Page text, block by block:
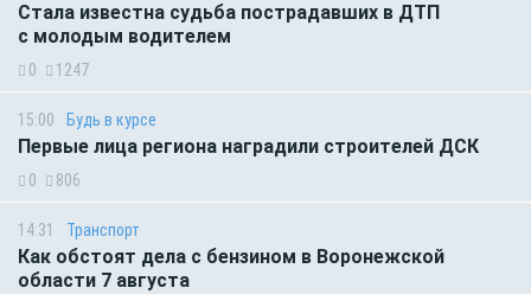
Стала известна судьба пострадавших в ДТП
с молодым водителем
0 1247
15:00 Будь в курсе
Первые лица региона наградили строителей ДСК
0 806
14:31 Транспорт
Как обстоят дела с бензином в Воронежской
области 7 августа